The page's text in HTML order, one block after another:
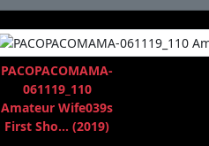
PACOPACOMAMA-
061119_110
Amateur Wife039s
First Sho... (2019)